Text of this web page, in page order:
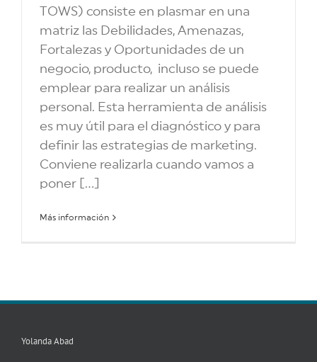
TOWS) consiste en plasmar en una
matriz las Debilidades, Amenazas,
Fortalezas y Oportunidades de un
negocio, producto, incluso se puede
emplear para realizar un análisis
personal. Esta herramienta de análisis
es muy útil para el diagnóstico y para
definir las estrategias de marketing.
Conviene realizarla cuando vamos a
poner [...]
Más información
Yolanda Abad